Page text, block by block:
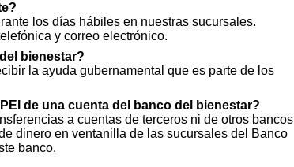
los días hábiles en nuestras sucursales.
y correo electrónico.
bienestar?
la ayuda gubernamental que es parte de los
de una cuenta del banco del bienestar?
a cuentas de terceros ni de otros bancos
dinero en ventanilla de las sucursales del Banco
banco.